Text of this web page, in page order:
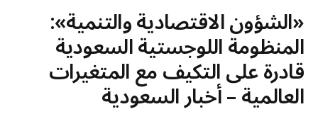
«الشؤون الاقتصادية والتنمية»:
المنظومة اللوجستية السعودية
قادرة على التكيف مع المتغيرات
العالمية – أخبار السعودية